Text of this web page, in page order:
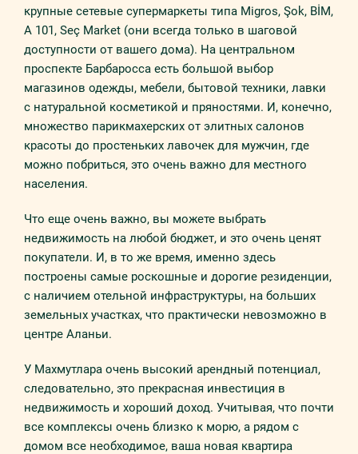
крупные сетевые супермаркеты типа Migros, Şok, BİM,
A 101, Seç Market (они всегда только в шаговой
доступности от вашего дома). На центральном
проспекте Барбаросса есть большой выбор
магазинов одежды, мебели, бытовой техники, лавки
с натуральной косметикой и пряностями. И, конечно,
множество парикмахерских от элитных салонов
красоты до простеньких лавочек для мужчин, где
можно побриться, это очень важно для местного
населения.
Что еще очень важно, вы можете выбрать
недвижимость на любой бюджет, и это очень ценят
покупатели. И, в то же время, именно здесь
построены самые роскошные и дорогие резиденции,
с наличием отельной инфраструктуры, на больших
земельных участках, что практически невозможно в
центре Аланьи.
У Махмутлара очень высокий арендный потенциал,
следовательно, это прекрасная инвестиция в
недвижимость и хороший доход. Учитывая, что почти
все комплексы очень близко к морю, а рядом с
домом все необходимое, ваша новая квартира